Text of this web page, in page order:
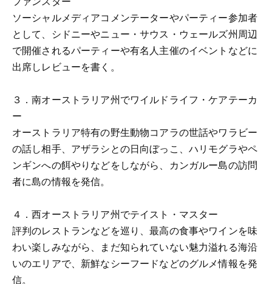
ソーシャルメディアコメンテーターやパーティー参加者
として、シドニーやニュー・サウス・ウェールズ州周辺
で開催されるパーティーや有名人主催のイベントなどに
出席しレビューを書く。
３．南オーストラリア州でワイルドライフ・ケアテーカ
ー
オーストラリア特有の野生動物コアラの世話やワラビー
の話し相手、アザラシとの日向ぼっこ、ハリモグラやペ
ンギンへの餌やりなどをしながら、カンガルー島の訪問
者に島の情報を発信。
４．西オーストラリア州でテイスト・マスター
評判のレストランなどを巡り、最高の食事やワインを味
わい楽しみながら、まだ知られていない魅力溢れる海沿
いのエリアで、新鮮なシーフードなどのグルメ情報を発
信。